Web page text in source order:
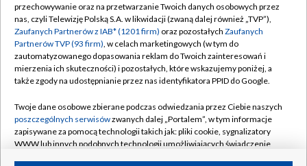
Abonament TVP
Emisja w TVP
Centrum informacji TVP
Naziemna Telewizja Cyfrowa
Rada Programowa
System NOS
Informacje o nadawcy
Regulamin TVP
Polityka prywatności
Moje zgody
Pomoc
Kontakt
przechowywanie oraz na przetwarzanie Twoich danych osobowych przez
nas, czyli Telewizję Polską S.A. w likwidacji (zwaną dalej również „TVP”),
Zaufanych Partnerów z IAB* (1201 firm) oraz pozostałych Zaufanych
Partnerów TVP (93 firm), w celach marketingowych (w tym do
zautomatyzowanego dopasowania reklam do Twoich zainteresowań i
mierzenia ich skuteczności) i pozostałych, które wskazujemy poniżej, a
także zgody na udostępnianie przez nas identyfikatora PPID do Google.
Twoje dane osobowe zbierane podczas odwiedzania przez Ciebie naszych
poszczególnych serwisówzwanych dalej „Portalem”, w tym informacje
zapisywane za pomocą technologii takich jak: pliki cookie, sygnalizatory
WWW lub innych podobnych technologii umożliwiających świadczenie